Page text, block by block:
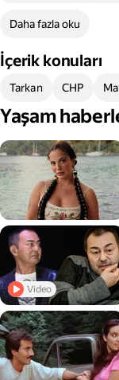
Daha fazla oku
İçerik konuları
Tarkan CHP
Yaşam
Video